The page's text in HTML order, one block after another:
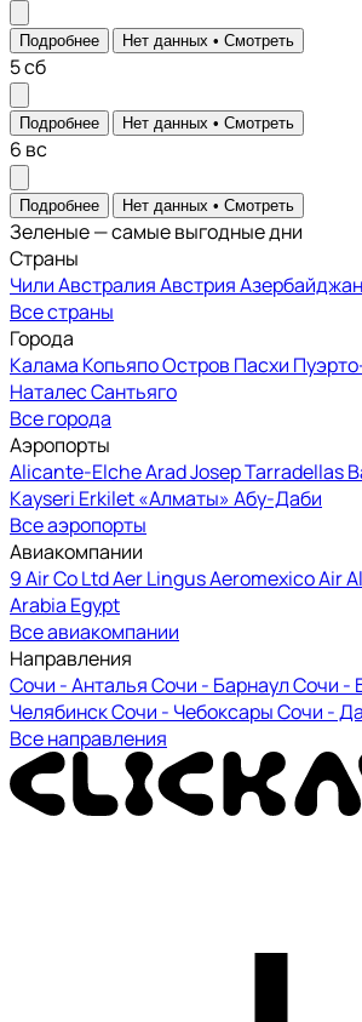
Подробнее Нет данных • Смотреть
5сб
Подробнее Нет данных • Смотреть
6 вс
Подробнее Нет данных • Смотреть
Зеленые — самые выгодные дни
Страны
ЧилиАвстралияАвстрияАзербайджан
Все страны
Города
Калама КопьяпоОстров Пасхи
НаталесСантьяго
Все города
Аэропорты
Alicante-ElcheAradJosep Tarradellas
Kayseri Erkilet«Алматы»Абу-Даби
Все аэропорты
Авиакомпании
9 Air Co LtdAer LingusAeromexicoAir
Arabia Egypt
Все авиакомпании
Направления
Сочи - АнтальяСочи - БарнаулСочи -
ЧелябинскСочи - ЧебоксарыСочи -
Все направления